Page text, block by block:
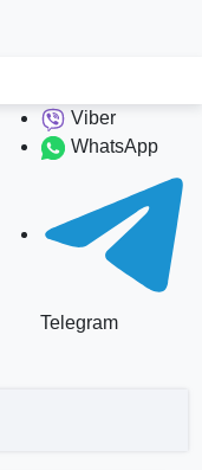
Viber
WhatsApp
Telegram